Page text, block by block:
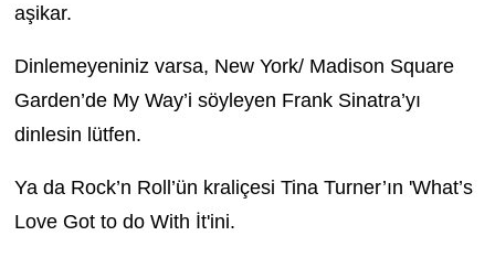
aşikar.
Dinlemeyeniniz varsa, New York/ Madison Square
Garden’de My Way’i söyleyen Frank Sinatra’yı
dinlesin lütfen.
Ya da Rock’n Roll’ün kraliçesi Tina Turner’ın 'What’s
Love Got to do With İt'ini.